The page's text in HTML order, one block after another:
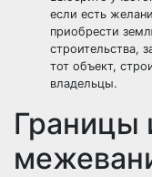
если есть
приобрести
строительства,
тот объект,
владельцы.
Границы